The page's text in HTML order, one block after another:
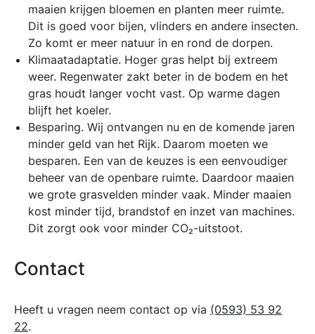
maaien krijgen bloemen en planten meer ruimte.
Dit is goed voor bijen, vlinders en andere insecten.
Zo komt er meer natuur in en rond de dorpen.
Klimaatadaptatie. Hoger gras helpt bij extreem
weer. Regenwater zakt beter in de bodem en het
gras houdt langer vocht vast. Op warme dagen
blijft het koeler.
Besparing. Wij ontvangen nu en de komende jaren
minder geld van het Rijk. Daarom moeten we
besparen. Een van de keuzes is een eenvoudiger
beheer van de openbare ruimte. Daardoor maaien
we grote grasvelden minder vaak. Minder maaien
kost minder tijd, brandstof en inzet van machines.
Dit zorgt ook voor minder CO₂-uitstoot.
Contact
Heeft u vragen neem contact op via (0593) 53 92
22.